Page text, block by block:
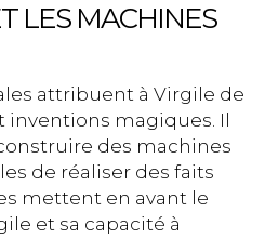
LES MACHINES
attribuent à Virgile de
magiques. Il
des machines
de réaliser des faits
mettent en avant le
et sa capacité à